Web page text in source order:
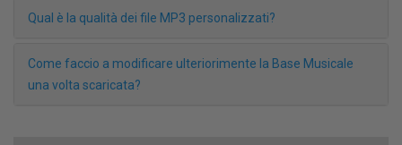
Qual è la qualità dei file MP3 personalizzati?
Come faccio a modificare ulteriorimente la Base Musicale
una volta scaricata?